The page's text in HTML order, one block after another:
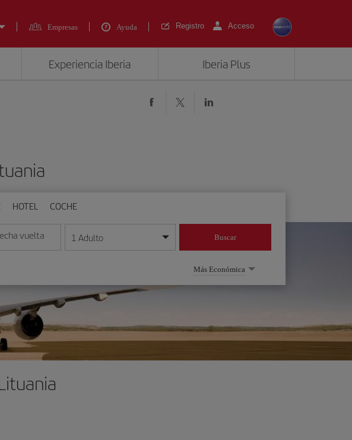
Empresas Ayuda Registro Acceso
Experiencia Iberia Iberia Plus
HOTEL COCHE
día/mes/año
vuelta
la fecha en formato día/mes/año
1 Adulto Buscar
Más Económica